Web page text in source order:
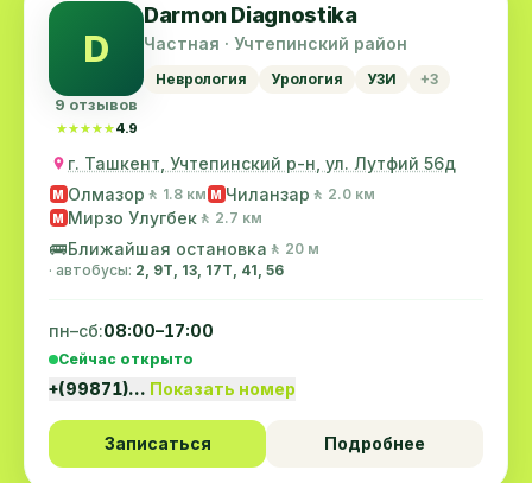
D
9 отзывов
★★★★★
★★★★★4.9
Darmon Diagnostika
Частная · Учтепинский район
Неврология Урология УЗИ +3
г. Ташкент, Учтепинский р-н, ул. Лутфий 56д
M Олмазор 🚶 1.8 км M Чиланзар 🚶 2.0 км
M Мирзо Улугбек 🚶 2.7 км
🚌Ближайшая остановка 🚶 20 м
· автобусы: 2, 9Т, 13, 17T, 41, 56
пн–сб:08:00–17:00
Сейчас открыто
+(99871)… Показать номер
Записаться Подробнее